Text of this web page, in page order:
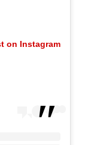
on Instagram